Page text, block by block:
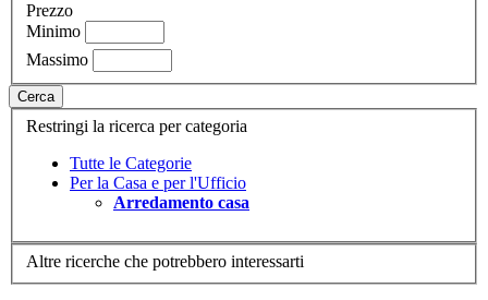
Prezzo
Minimo
Massimo
Cerca
Restringi la ricerca per categoria
Tutte le Categorie
Per la Casa e per l'Ufficio
Arredamento casa
Altre ricerche che potrebbero interessarti